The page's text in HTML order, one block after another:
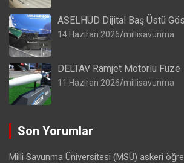
ASELHUD Dijital Baş Üstü
14 Haziran 2026 millisavunma
DELTAV Ramjet Motorlu Füze
11 Haziran 2026 millisavunma
Son Yorumlar
Milli Savunma Üniversitesi (MSÜ) askeri